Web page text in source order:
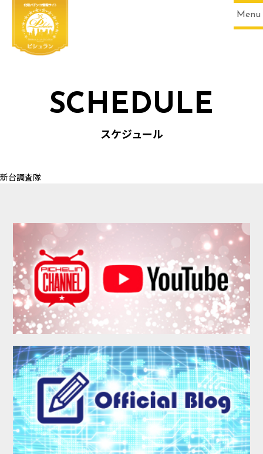
Menu
SCHEDULE
MEMBER
SCHEDULE
スケジュール
新台調査隊